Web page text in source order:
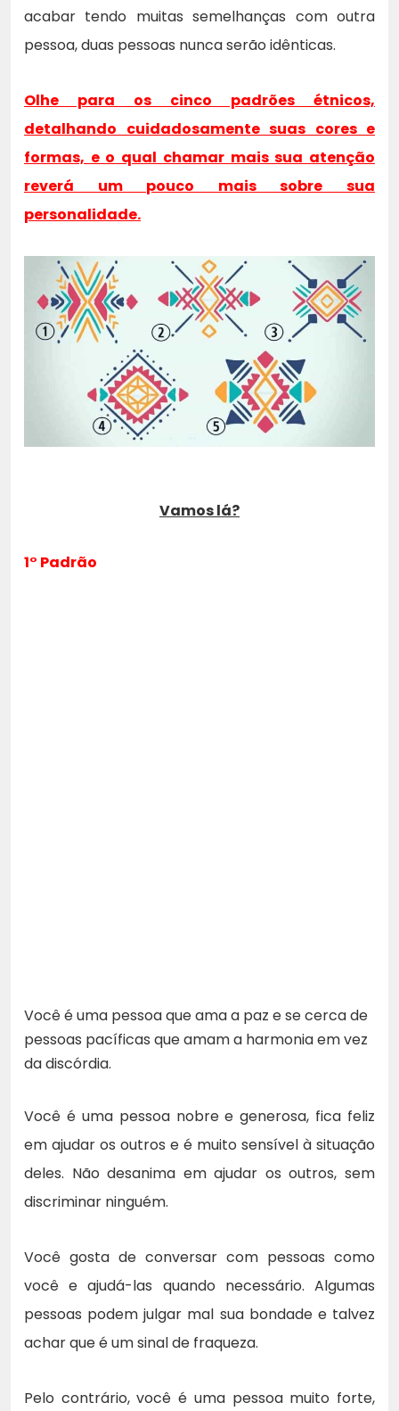
acabar tendo muitas semelhanças com outra
pessoa, duas pessoas nunca serão idênticas.
Olhe para os cinco padrões étnicos,
detalhando cuidadosamente suas cores e
formas, e o qual chamar mais sua atenção
reverá um pouco mais sobre sua
personalidade.
Vamos lá?
1° Padrão
Você é uma pessoa que ama a paz e se cerca de
pessoas pacíficas que amam a harmonia em vez
da discórdia.
Você é uma pessoa nobre e generosa, fica feliz
em ajudar os outros e é muito sensível à situação
deles. Não desanima em ajudar os outros, sem
discriminar ninguém.
Você gosta de conversar com pessoas como
você e ajudá-las quando necessário. Algumas
pessoas podem julgar mal sua bondade e talvez
achar que é um sinal de fraqueza.
Pelo contrário, você é uma pessoa muito forte,